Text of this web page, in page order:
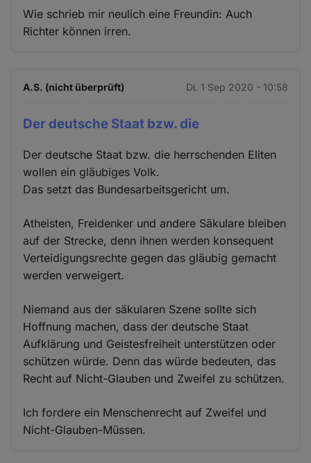
Wie schrieb mir neulich eine Freundin: Auch
Richter können irren.
A.S. (nicht überprüft) Di. 1 Sep 2020 - 10:58
Der deutsche Staat bzw. die
Der deutsche Staat bzw. die herrschenden Eliten
wollen ein gläubiges Volk.
Das setzt das Bundesarbeitsgericht um.
Atheisten, Freidenker und andere Säkulare bleiben
auf der Strecke, denn ihnen werden konsequent
Verteidigungsrechte gegen das gläubig gemacht
werden verweigert.
Niemand aus der säkularen Szene sollte sich
Hoffnung machen, dass der deutsche Staat
Aufklärung und Geistesfreiheit unterstützen oder
schützen würde. Denn das würde bedeuten, das
Recht auf Nicht-Glauben und Zweifel zu schützen.
Ich fordere ein Menschenrecht auf Zweifel und
Nicht-Glauben-Müssen.